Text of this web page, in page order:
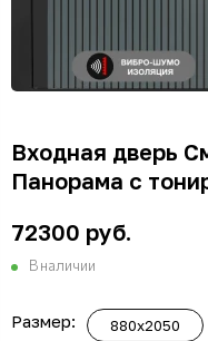
Входная дверь
Панорама с
72300 руб.
В наличии
Размер: 880x2050